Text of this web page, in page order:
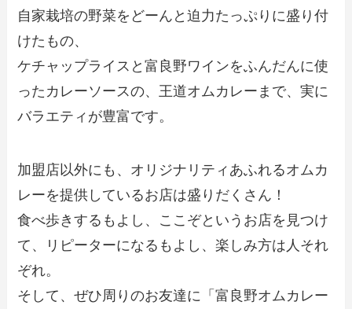
自家栽培の野菜をどーんと迫力たっぷりに盛り付
けたもの、
ケチャップライスと富良野ワインをふんだんに使
ったカレーソースの、王道オムカレーまで、実に
バラエティが豊富です。
加盟店以外にも、オリジナリティあふれるオムカ
レーを提供しているお店は盛りだくさん！
食べ歩きするもよし、ここぞというお店を見つけ
て、リピーターになるもよし、楽しみ方は人それ
ぞれ。
そして、ぜひ周りのお友達に「富良野オムカレー